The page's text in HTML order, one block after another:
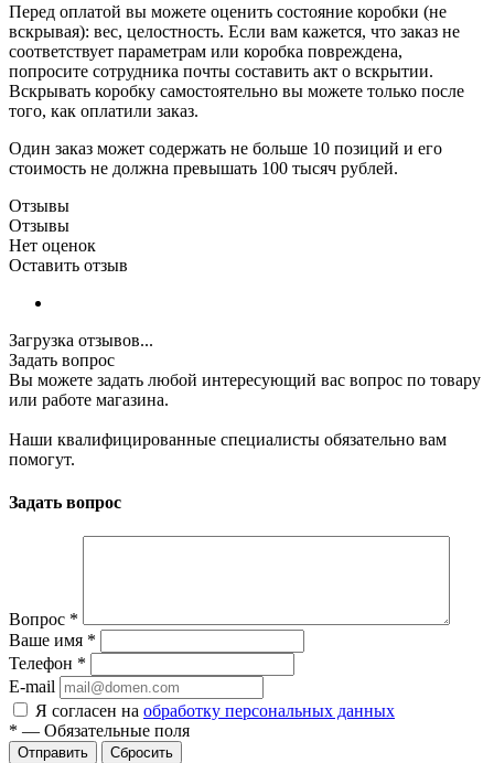
Перед оплатой вы можете оценить состояние коробки (не
вскрывая): вес, целостность. Если вам кажется, что заказ не
соответствует параметрам или коробка повреждена,
попросите сотрудника почты составить акт о вскрытии.
Вскрывать коробку самостоятельно вы можете только после
того, как оплатили заказ.
Один заказ может содержать не больше 10 позиций и его
стоимость не должна превышать 100 тысяч рублей.
Отзывы
Отзывы
Нет оценок
Оставить отзыв
Загрузка отзывов...
Задать вопрос
Вы можете задать любой интересующий вас вопрос по товару
или работе магазина.
Наши квалифицированные специалисты обязательно вам
помогут.
Задать вопрос
Вопрос *
Ваше имя *
Телефон *
E-mail
Я согласен на обработку персональных данных
* — Обязательные поля
Отправить Сбросить